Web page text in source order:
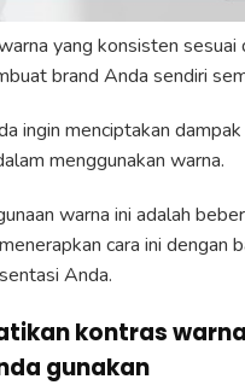
yang konsisten
brand Anda sendiri
ingin menciptakan
menggunakan warna.
warna ini adalah
cara ini dengan
Anda.
kontras
gunakan